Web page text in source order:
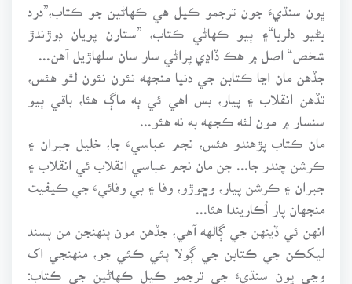
ڀون سنڌيءَ جون ترجمو ڪيل هي ڪهاڻين جو ڪتاب،”درد
بڻيو دلربا“۽ ٻيو ڪهاڻي ڪتاب، ”ستارن پويان ڊوڙندڙ
شخص“ اصل ۾ هڪ ڏاڍي پراڻي سار سان سلهاڙيل آهن...
جڏهن مان اڃا ڪتابن جي دنيا منجهه نئون نئون لٿو هئس،
تڏهن انقلاب ۽ پيار، بس اهي ئي ٻه ماڳ هئا، باقي ٻيو
سنسار ۾ مون لئه ڪجهه به نه هئو...
مان ڪتاب پڙهندو هئس، نجم عباسيءَ جا، خليل جبران ۽
ڪرشن چندر جا... جن مان نجم عباسي انقلاب ئي انقلاب ۽
جبران ۽ ڪرشن پيار، وڇوڙو، وفا ۽ بي وفائيءَ جي ڪيفيت
منجهان پار اُڪاريندا هئا...
انهن ئي ڏينهن جي ڳالهه آهي، جڏهن مون پنهنجن من پسند
ليکڪن جي ڪتابن جي ڳولا پئي ڪئي جو، منهنجي اک
وڃي ڀون سنڌيءَ جي ترجمو ڪيل ڪهاڻين جي ڪتاب: